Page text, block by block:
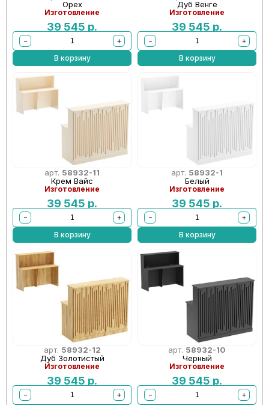
Орех
Изготовление
39 545 р.
−
+
В корзину
Дуб Венге
Изготовление
39 545 р.
−
+
В корзину
арт. 58932-11
Крем Вайс
Изготовление
39 545 р.
−
+
В корзину
арт. 58932-1
Белый
Изготовление
39 545 р.
−
+
В корзину
арт. 58932-12
Дуб Золотистый
Изготовление
39 545 р.
−
+
арт. 58932-10
Черный
Изготовление
39 545 р.
−
+